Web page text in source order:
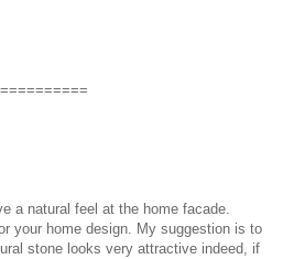
a natural feel at the home facade.
your home design. My suggestion is to
stone looks very attractive indeed, if